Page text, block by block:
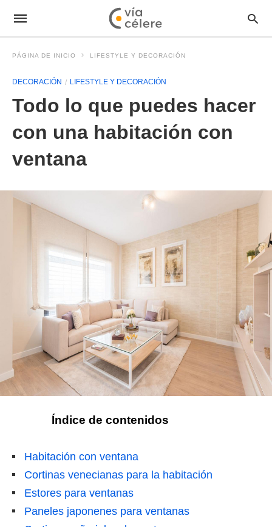
PÁGINA DE INICIO LIFESTYLE Y DECORACIÓN
DECORACIÓN LIFESTYLE Y DECORACIÓN
Todo lo que puedes hacer
con una habitación con
ventana
Índice de contenidos
Habitación con ventana
Cortinas venecianas para la habitación
Estores para ventanas
Paneles japonenes para ventanas